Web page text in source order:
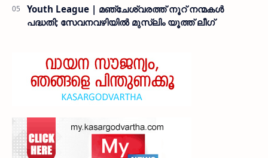
Youth League | മഞ്ചേശ്വരത്ത് നൂറ് നന്മകൾ
പദ്ധതി; സേവനവഴിയിൽ മുസ്ലിം യൂത്ത് ലീഗ്